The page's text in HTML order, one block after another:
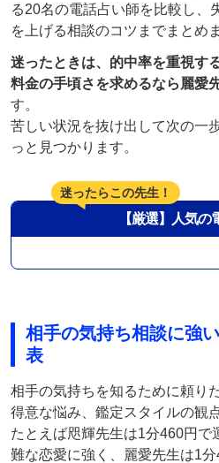
る20名の電話占い師を比較し、
を上げる相談のコツまでまとめ
迷ったときは、的中率を重視す
料金の手頃さを求めるなら麗愛
す。
苦しい状況を抜け出して次の一
っと見つかります。
迷ったらこの先生！
【厳選】人気の
相手の気持ち相談に強
表
相手の気持ちを知るために頼り
得意な悩み、鑑定スタイルの観
たとえば咫輝先生は1分460円で
難な恋愛に強く、麗愛先生は1